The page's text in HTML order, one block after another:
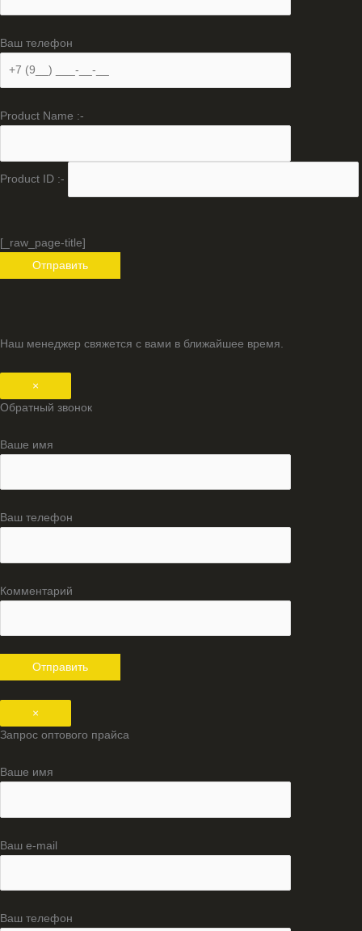
Ваш телефон
Product Name :-
Product ID :-
[_raw_page-title]
Наш менеджер свяжется с вами в ближайшее время.
×
Обратный звонок
Ваше имя
Ваш телефон
Комментарий
×
Запрос оптового прайса
Ваше имя
Ваш e-mail
Ваш телефон